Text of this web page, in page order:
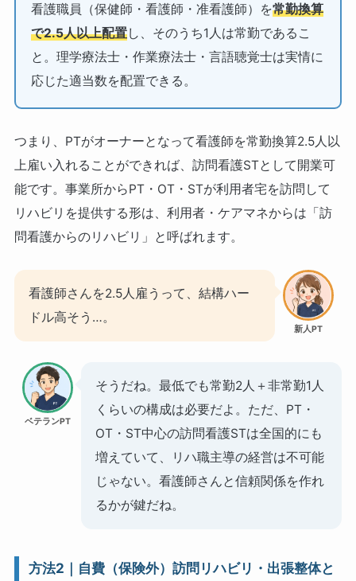
看護職員（保健師・看護師・准看護師）を常勤換算
で2.5人以上配置し、そのうち1人は常勤であるこ
と。理学療法士・作業療法士・言語聴覚士は実情に
応じた適当数を配置できる。
つまり、PTがオーナーとなって看護師を常勤換算2.5人以
上雇い入れることができれば、訪問看護STとして開業可
能です。事業所からPT・OT・STが利用者宅を訪問して
リハビリを提供する形は、利用者・ケアマネからは「訪
問看護からのリハビリ」と呼ばれます。
新人PT
看護師さんを2.5人雇うって、結構ハー
ドル高そう…。
ベテランPT
そうだね。最低でも常勤2人＋非常勤1人
くらいの構成は必要だよ。ただ、PT・
OT・ST中心の訪問看護STは全国的にも
増えていて、リハ職主導の経営は不可能
じゃない。看護師さんと信頼関係を作れ
るかが鍵だね。
方法2｜自費（保険外）訪問リハビリ・出張整体と